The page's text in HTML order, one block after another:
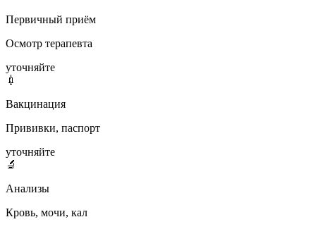
Первичный приём
Осмотр терапевта
уточняйте
💉
Вакцинация
Прививки, паспорт
уточняйте
🔬
Анализы
Кровь, мочи, кал